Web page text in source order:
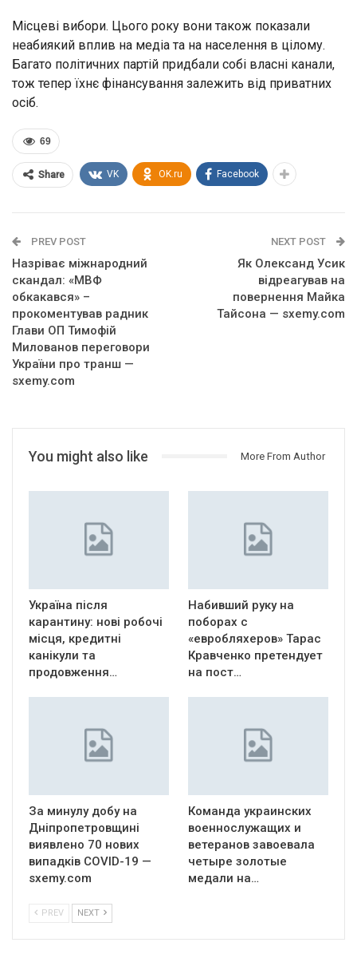
Місцеві вибори. Цього року вони також показали
неабиякий вплив на медіа та на населення в цілому.
Багато політичних партій придбали собі власні канали,
тож тепер їхнє фінансування залежить від приватних
осіб.
69
Share VK OK.ru Facebook
PREV POST
Назріває міжнародний
скандал: «МВФ
обкакався» –
прокоментував радник
Глави ОП Тимофій
Милованов переговори
України про транш —
sxemy.com
NEXT POST
Як Олександ Усик
відреагував на
повернення Майка
Тайсона — sxemy.com
You might also like More From Author
Україна після
карантину: нові робочі
місця, кредитні
канікули та
продовження…
Набивший руку на
поборах с
«евробляхеров» Тарас
Кравченко претендует
на пост…
За минулу добу на
Дніпропетровщині
виявлено 70 нових
випадків COVID-19 —
sxemy.com
Команда украинских
военнослужащих и
ветеранов завоевала
четыре золотые
медали на…
PREV NEXT